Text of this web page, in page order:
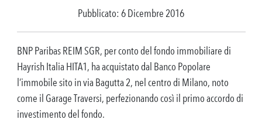
Pubblicato: 6 Dicembre 2016
BNP Paribas REIM SGR, per conto del fondo immobiliare di
Hayrish Italia HITA1, ha acquistato dal Banco Popolare
l’immobile sito in via Bagutta 2, nel centro di Milano, noto
come il Garage Traversi, perfezionando così il primo accordo di
investimento del fondo.